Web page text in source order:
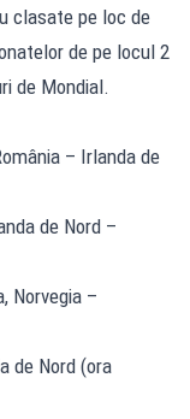
clasate pe loc de
de pe locul 2
de Mondial.
– Irlanda de
de Nord –
Norvegia –
de Nord (ora